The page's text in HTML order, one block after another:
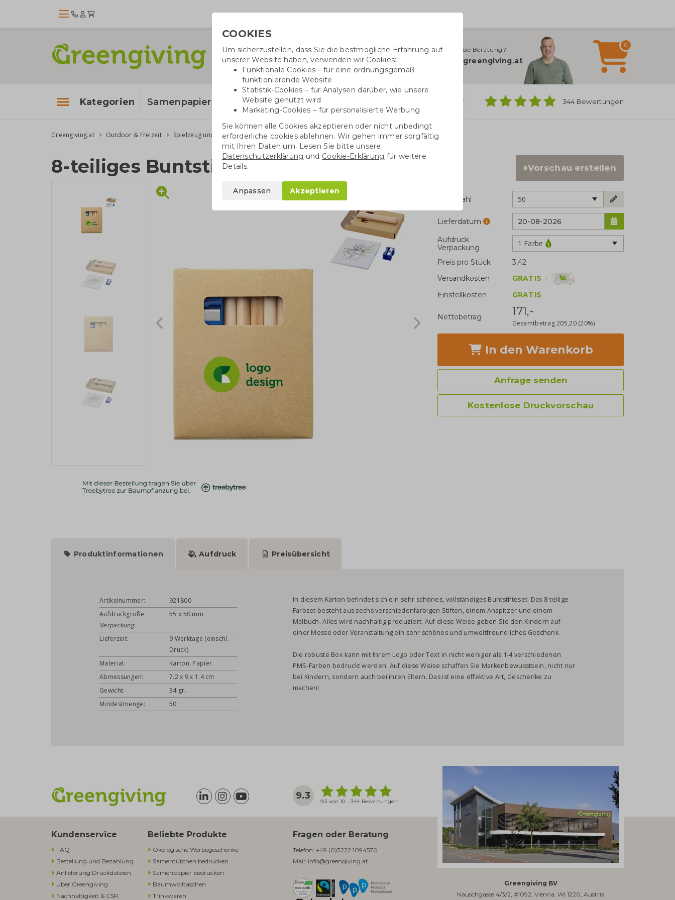
Benötigen Sie Beratung?
info@greengiving.at
0
Kategorien Samenpapier Baumwolltaschen Kugelschreiber 344 Bewertungen
Greengiving.at Outdoor & Freizeit Spielzeug und Spiele Spielsachen 8-teiliges Buntstifteset
8-teiliges Buntstifteset Vorschau erstellen
Stückzahl 50
Lieferdatum
Aufdruck
Verpackung
1 Farbe
Preis pro Stück
3,42
Versandkosten
GRATIS +
Einstellkosten
GRATIS
Nettobetrag 171,-
Gesamtbetrag205,20 (20%)
In den Warenkorb
Anfrage senden
Kostenlose Druckvorschau
Produktinformationen Aufdruck Preisübersicht
Artikelnummer:
921800
Aufdruckgröße
Verpackung:
55 x 50 mm
Lieferzeit:
9 Werktage (einschl.
Druck)
Material:
Karton, Papier
Abmessungen:
7.2 x 9 x 1.4 cm
Gewicht:
34 gr.
Mindestmenge:
50
In diesem Karton befindet sich ein sehr schönes, vollständiges Buntstifteset. Das 8-teilige
Farbset besteht aus sechs verschiedenfarbigen Stiften, einem Anspitzer und einem
Malbuch. Alles wird nachhaltig produziert. Auf diese Weise geben Sie den Kindern auf
einer Messe oder Veranstaltung ein sehr schönes und umweltfreundliches Geschenk.
Die robuste Box kann mit Ihrem Logo oder Text in nicht weniger als 1-4 verschiedenen
PMS-Farben bedruckt werden. Auf diese Weise schaffen Sie Markenbewusstsein, nicht nur
bei Kindern, sondern auch bei ihren Eltern. Das ist eine effektive Art, Geschenke zu
machen!
9.3
9.3 von 10 - 344 Bewertungen
Kundenservice
FAQ
Bestellung und Bezahlung
Anlieferung Druckdateien
Über Greengiving
Nachhaltigkeit & CSR
Beliebte Produkte
Ökologische Werbegeschenke​
Samentütchen bedrucken
Samenpapier bedrucken
Baumwolltaschen​
Trinkwaren
Fragen oder Beratung
Telefon: +49 (0)3222 1094570
Mail: info@greengiving.at
Greengiving BV
Nauschgasse 4/3/2, #1092, Vienna, WI 1220, Austria
COOKIES
Um sicherzustellen, dass Sie die bestmögliche Erfahrung auf
unserer Website haben, verwenden wir Cookies:
Funktionale Cookies – für eine ordnungsgemäß
funktionierende Website
Statistik-Cookies – für Analysen darüber, wie unsere
Website genutzt wird
Marketing-Cookies – für personalisierte Werbung
Sie können alle Cookies akzeptieren oder nicht unbedingt
erforderliche cookies ablehnen. Wir gehen immer sorgfältig
mit Ihren Daten um. Lesen Sie bitte unsere
Datenschutzerklärung und Cookie-Erklärung für weitere
Details.
Anpassen Akzeptieren